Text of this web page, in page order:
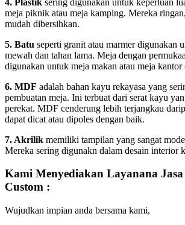
meja piknik atau meja kamping. Mereka
mudah dibersihkan.
5. Batu seperti granit atau marmer digunakan
mewah dan tahan lama. Meja dengan
digunakan untuk meja makan atau meja kantor
6. MDF adalah bahan kayu rekayasa yang
pembuatan meja. Ini terbuat dari serat kayu
perekat. MDF cenderung lebih terjangkau
dapat dicat atau dipoles dengan baik.
7. Akrilik memiliki tampilan yang sangat
Mereka sering digunakn dalam desain interior
Kami Menyediakan Layanana
Custom :
Wujudkan impian anda bersama kami,